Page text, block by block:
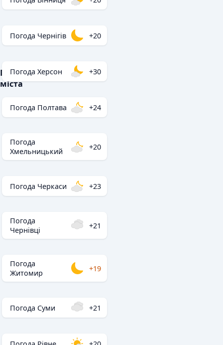
Популярні
міста
Погода Чернігів +20
Погода Херсон +30
Погода Полтава +24
Погода
Хмельницький
+20
Погода Черкаси +23
Погода
Чернівці
+21
Погода
Житомир
+19
Погода Суми +21